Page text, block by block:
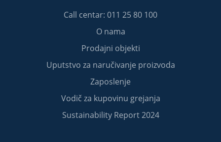
Call centar: 011 25 80 100
O nama
Prodajni objekti
Uputstvo za naručivanje proizvoda
Zaposlenje
Vodič za kupovinu grejanja
Sustainability Report 2024